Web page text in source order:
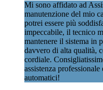
Mi sono affidato ad
manutenzione del mio
potrei essere più
impeccabile, il tecnico
mantenere il sistema in
davvero di alta qualità,
cordiale.
assistenza
automatici!